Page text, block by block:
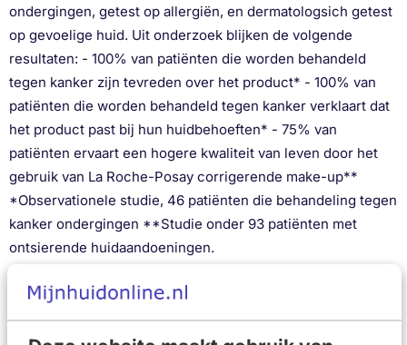
ondergingen, getest op allergiën, en dermatologsich getest
op gevoelige huid. Uit onderzoek blijken de volgende
resultaten: - 100% van patiënten die worden behandeld
tegen kanker zijn tevreden over het product* - 100% van
patiënten die worden behandeld tegen kanker verklaart dat
het product past bij hun huidbehoeften* - 75% van
patiënten ervaart een hogere kwaliteit van leven door het
gebruik van La Roche-Posay corrigerende make-up**
*Observationele studie, 46 patiënten die behandeling tegen
kanker ondergingen **Studie onder 93 patiënten met
ontsierende huidaandoeningen.
Egale teint zonder plamuurachtig effect
Beschermt tegen uv-B straling en oxidatieve stress
Dermatologisch getest op gevoelige huid